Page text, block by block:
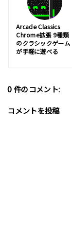
Arcade Classics
Chrome拡張 9種類
のクラシックゲーム
が手軽に遊べる
0 件のコメント:
コメントを投稿